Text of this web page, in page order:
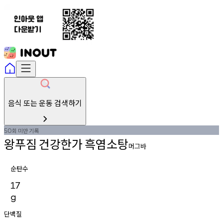
음식 또는 운동 검색하기
50회 미만기록
왕푸짐 건강한가흑염소탕머그바
순탄수
17
g
단백질